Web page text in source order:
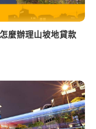
麼辦理山坡地貸款